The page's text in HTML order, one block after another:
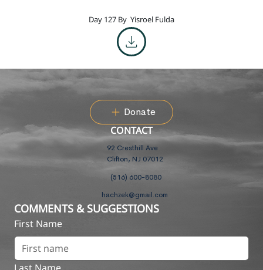
Day 127 By Yisroel Fulda
Donate
CONTACT
92 Cresthill Ave
Clifton, NJ 07012
(516) 600-8080
hachzek@gmail.com
COMMENTS & SUGGESTIONS
First Name